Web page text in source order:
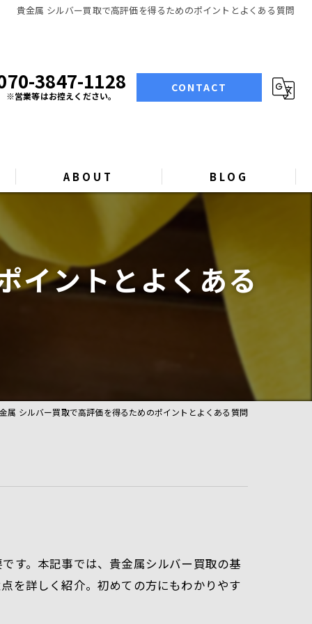
貴金属 シルバー買取で高評価を得るためのポイントとよくある質問
3847-1128
※営業等はお控えください。
CONTACT
ABOUT BLOG
COLUMN
イントとよくある
属 シルバー買取で高評価を得るためのポイントとよくある質問
す。本記事では、貴金属シルバー買取の基
を詳しく紹介。初めての方にもわかりやす